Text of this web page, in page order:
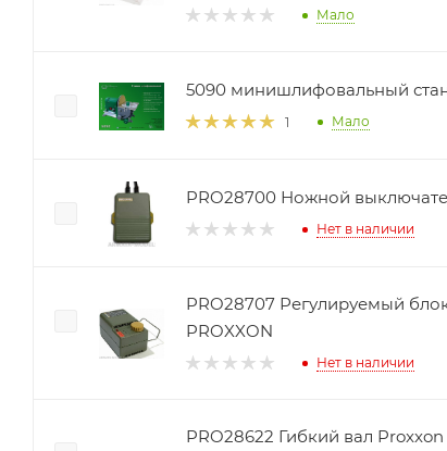
Мало
5090 минишлифовальный
1 Мало
PRO28700 Ножной
Нет в наличии
PRO28707 Регулируемый
PROXXON
Нет в наличии
PRO28622 Гибкий вал